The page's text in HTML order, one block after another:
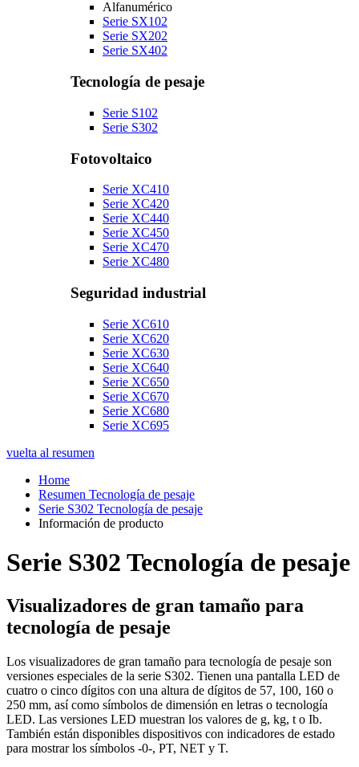
Alfanumérico
Serie SX102
Serie SX202
Serie SX402
Tecnología de pesaje
Serie S102
Serie S302
Fotovoltaico
Serie XC410
Serie XC420
Serie XC440
Serie XC450
Serie XC470
Serie XC480
Seguridad industrial
Serie XC610
Serie XC620
Serie XC630
Serie XC640
Serie XC650
Serie XC670
Serie XC680
Serie XC695
vuelta al resumen
Home
Resumen Tecnología de pesaje
Serie S302 Tecnología de pesaje
Información de producto
Serie S302 Tecnología de pesaje
Visualizadores de gran tamaño para
tecnología de pesaje
Los visualizadores de gran tamaño para tecnología de pesaje son
versiones especiales de la serie S302. Tienen una pantalla LED de
cuatro o cinco dígitos con una altura de dígitos de 57, 100, 160 o
250 mm, así como símbolos de dimensión en letras o tecnología
LED. Las versiones LED muestran los valores de g, kg, t o Ib.
También están disponibles dispositivos con indicadores de estado
para mostrar los símbolos -0-, PT, NET y T.